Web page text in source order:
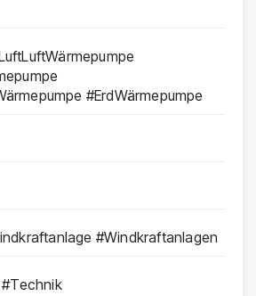
#ErdWärmepumpe
#Windkraftanlagen